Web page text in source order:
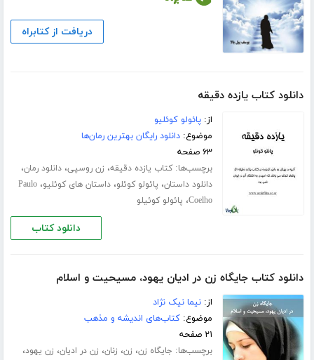
دریافت از کتابراه
دانلود کتاب یازده دقیقه
از:پائولو کوئلیو
موضوع:دانلود رایگان بهترین رمان‌ها
۶۳ صفحه
برچسب‌ها:کتاب یازده دقیقه، زن روسپی،دانلود رمان،
دانلود داستان، پائولو کوئلو،داستان های کوئلیو،Paulo
Coelho، پائولو کوئیلو
دانلود کتاب
دانلود کتاب جایگاه زن در ادیان یهود، مسیحیت و اسلام
از:نیما نیک نژاد
موضوع:کتاب‌های اندیشه و مذهب
۲۱ صفحه
برچسب‌ها: جایگاه زن، زن، زنان، زن در ادیان، زن یهود،